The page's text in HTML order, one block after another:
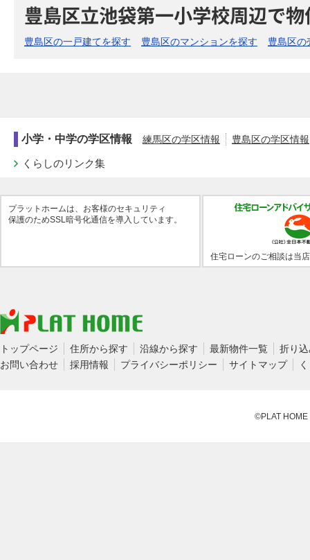
豊島区立池袋第一小学校周辺で
豊島区の一戸建てを探す 豊島区のマンションを探す 豊島区の
小学・中学の学区情報 練馬区の学区情報 豊島区の学区情報
くらしのリンク集
プラットホームは、お客様のセキュリティ
保護のためSSL暗号化通信を導入しています。
住宅ローンのご相談は当
トップページ 住所から探す 沿線から探す 最新物件一覧
折り
お問い合わせ
採用情報 プライバシーポリシー サイトマップ
©PLAT HOME